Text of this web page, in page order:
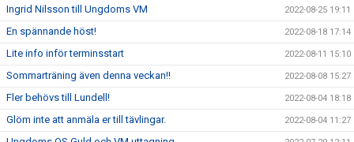
Ingrid Nilsson till Ungdoms VM 2022-08-25 19:11
En spännande höst! 2022-08-18 17:14
Lite info inför terminsstart 2022-08-11 15:10
Sommarträning även denna veckan!! 2022-08-08 15:27
Fler behövs till Lundell! 2022-08-04 18:18
Glöm inte att anmäla er till tävlingar. 2022-08-04 11:27